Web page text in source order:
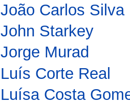
João Carlos Silva
John Starkey
Jorge Murad
Luís Corte Real
Luísa Costa